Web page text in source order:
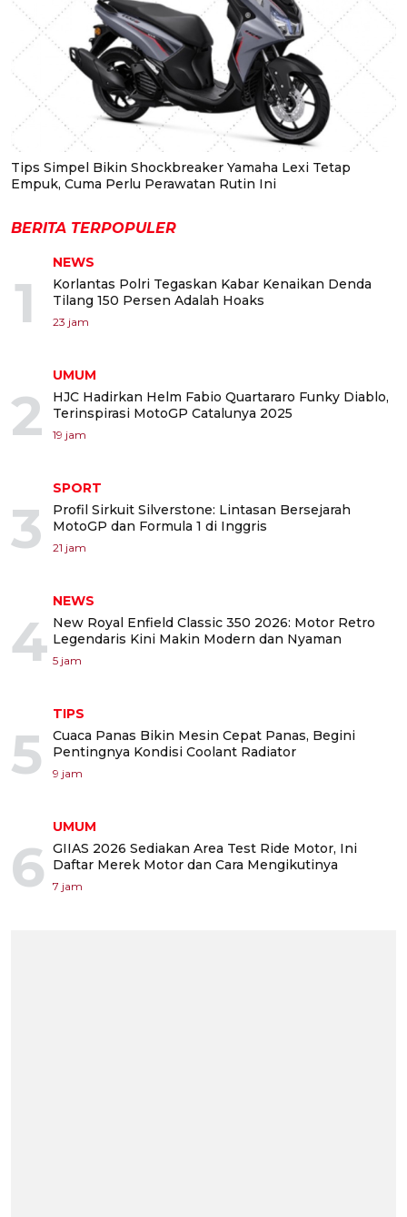
Tips Simpel Bikin Shockbreaker Yamaha Lexi Tetap
Empuk, Cuma Perlu Perawatan Rutin Ini
BERITA TERPOPULER
1
NEWS
Korlantas Polri Tegaskan Kabar Kenaikan Denda
Tilang 150 Persen Adalah Hoaks
23 jam
2
UMUM
HJC Hadirkan Helm Fabio Quartararo Funky Diablo,
Terinspirasi MotoGP Catalunya 2025
19 jam
3
SPORT
Profil Sirkuit Silverstone: Lintasan Bersejarah
MotoGP dan Formula 1 di Inggris
21 jam
4
NEWS
New Royal Enfield Classic 350 2026: Motor Retro
Legendaris Kini Makin Modern dan Nyaman
5 jam
5
TIPS
Cuaca Panas Bikin Mesin Cepat Panas, Begini
Pentingnya Kondisi Coolant Radiator
9 jam
6
UMUM
GIIAS 2026 Sediakan Area Test Ride Motor, Ini
Daftar Merek Motor dan Cara Mengikutinya
7 jam